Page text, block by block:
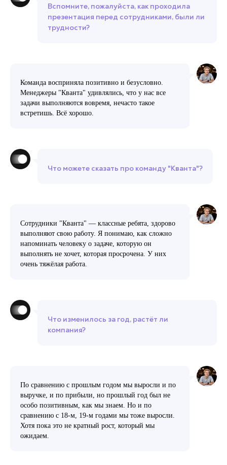
Вспомните, пожалуйста, как проходила
презентация перед сотрудниками, были ли
трудности?
Команда восприняла позитивно и безусловно.
Менеджеры "Кванта" удивлялись, что у нас все
задачи выполняются вовремя, нечасто такое
встретишь. Всё хорошо.
Что можете сказать про команду "Кванта"?
Сотрудники "Кванта" — классные ребята, здорово
выполняют свою работу. Я понимаю, как сложно
напоминать человеку о задаче, которую он
выполнять не хочет, которая просрочена. У них
очень тяжёлая работа.
Что изменилось за год, растёт ли
компания?
По сравнению с прошлым годом мы выросли и по
выручке, и по прибыли, но прошлый год был не
особо позитивным, как мы знаем. Но и по
сравнению с 18-м, 19-м годами мы тоже выросли.
Хотя пока это не кратный рост, который мы
ожидаем.